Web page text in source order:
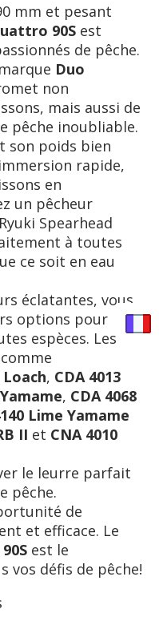
mm et pesant
90S est
de pêche.
Duo
non
mais aussi de
pêche inoubliable.
son poids bien
rapide,
en
un pêcheur
Spearhead
à toutes
ce soit en eau
éclatantes, vous
options pour
espèces. Les
Loach, CDA 4013
, CDA 4068
Lime Yamame
II et CNA 4010
le leurre parfait
pêche.
de
et efficace. Le
est le
vos défis de pêche!